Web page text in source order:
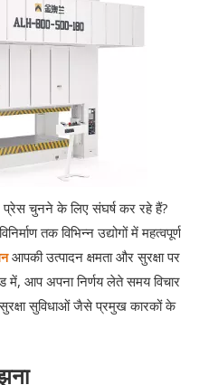
प्रेस चुनने के लिए संघर्ष कर रहे हैं?
तक विभिन्न उद्योगों में महत्वपूर्ण
आपकी उत्पादन क्षमता और सुरक्षा पर
में, आप अपना निर्णय लेते समय विचार
सुविधाओं जैसे प्रमुख कारकों के